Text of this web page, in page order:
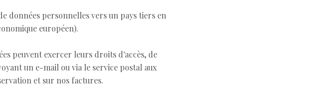
données personnelles vers un pays tiers en
européen).
peuvent exercer leurs droits d'accès, de
un e-mail ou via le service postal aux
et sur nos factures.